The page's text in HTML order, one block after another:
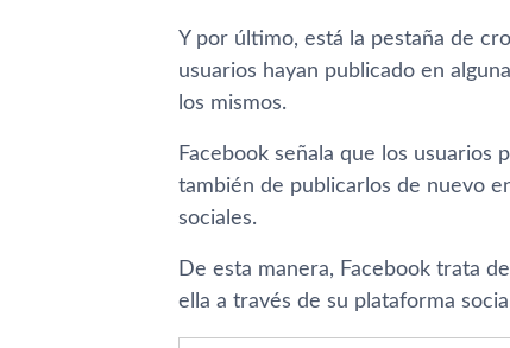
Y por último, está la pestaña de
usuarios hayan publicado en
los mismos.
Facebook señala que los usuarios
también de publicarlos de nuevo
sociales.
De esta manera, Facebook trata
ella a través de su plataforma